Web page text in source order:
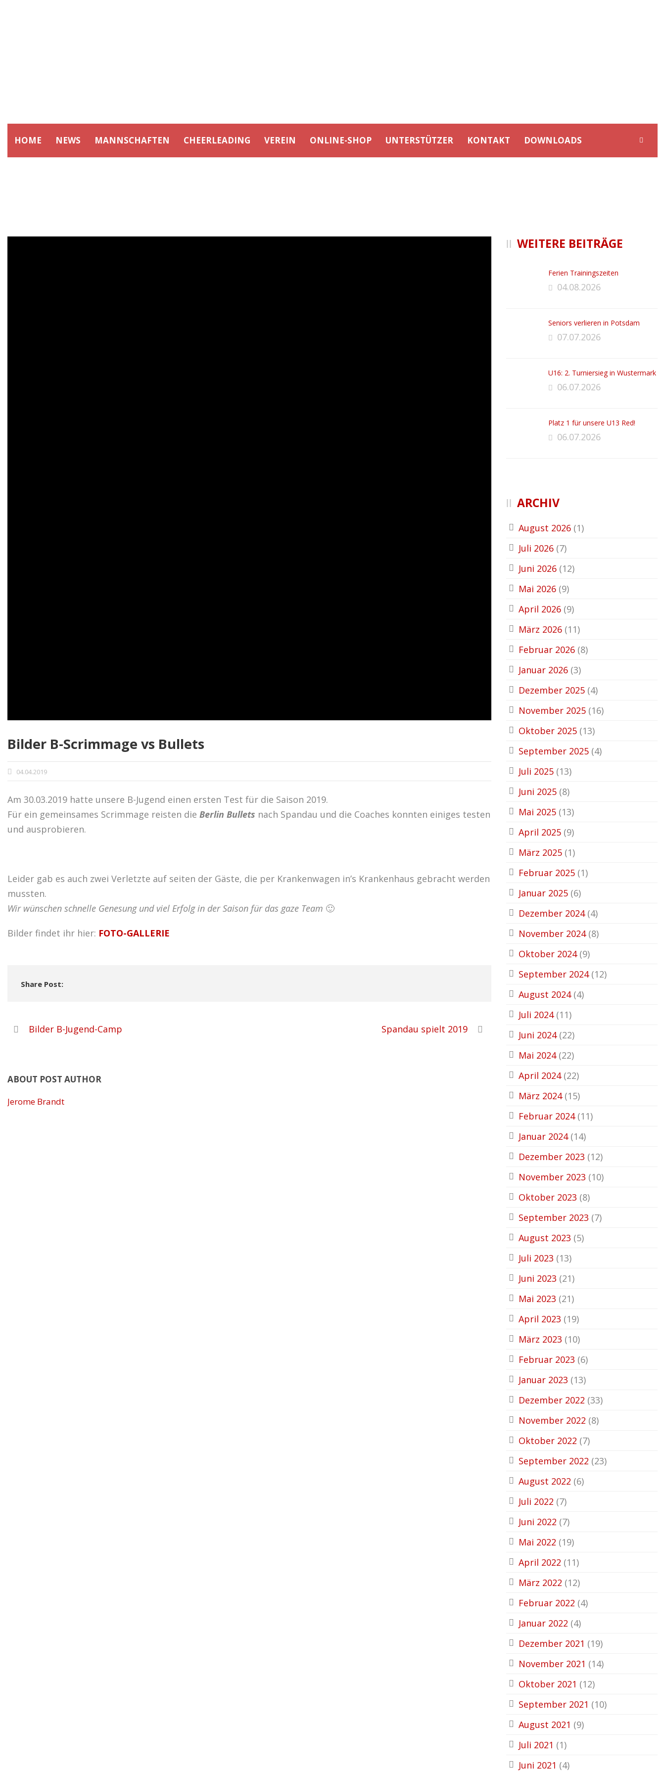
HOME NEWS MANNSCHAFTEN CHEERLEADING VEREIN ONLINE-SHOP UNTERSTÜTZER KONTAKT DOWNLOADS
Bilder B-Scrimmage vs Bullets
04.04.2019
Am 30.03.2019 hatte unsere B-Jugend einen ersten Test für die Saison 2019.
Für ein gemeinsames Scrimmage reisten die Berlin Bullets nach Spandau und die Coaches konnten einiges testen
und ausprobieren.
Leider gab es auch zwei Verletzte auf seiten der Gäste, die per Krankenwagen in’s Krankenhaus gebracht werden
mussten.
Wir wünschen schnelle Genesung und viel Erfolg in der Saison für das gaze Team 🙂
Bilder findet ihr hier: FOTO-GALLERIE
Share Post:
Bilder B-Jugend-Camp Spandau spielt 2019
ABOUT POST AUTHOR
Jerome Brandt
WEITERE BEITRÄGE
Ferien Trainingszeiten
04.08.2026
Seniors verlieren in Potsdam
07.07.2026
U16: 2. Turniersieg in Wustermark
06.07.2026
Platz 1 für unsere U13 Red!
06.07.2026
ARCHIV
August 2026 (1)
Juli 2026 (7)
Juni 2026 (12)
Mai 2026 (9)
April 2026 (9)
März 2026 (11)
Februar 2026 (8)
Januar 2026 (3)
Dezember 2025 (4)
November 2025 (16)
Oktober 2025 (13)
September 2025 (4)
Juli 2025 (13)
Juni 2025 (8)
Mai 2025 (13)
April 2025 (9)
März 2025 (1)
Februar 2025 (1)
Januar 2025 (6)
Dezember 2024(4)
November 2024(8)
Oktober 2024(9)
September 2024(12)
August 2024(4)
Juli 2024(11)
Juni 2024(22)
Mai 2024(22)
April 2024(22)
März 2024(15)
Februar 2024(11)
Januar 2024(14)
Dezember 2023 (12)
November 2023 (10)
Oktober 2023 (8)
September 2023 (7)
August 2023 (5)
Juli 2023 (13)
Juni 2023 (21)
Mai 2023 (21)
April 2023 (19)
März 2023 (10)
Februar 2023 (6)
Januar 2023 (13)
Dezember 2022 (33)
November 2022 (8)
Oktober 2022 (7)
September 2022 (23)
August 2022 (6)
Juli 2022 (7)
Juni 2022 (7)
Mai 2022 (19)
April 2022 (11)
März 2022 (12)
Februar 2022 (4)
Januar 2022 (4)
Dezember 2021 (19)
November 2021 (14)
Oktober 2021 (12)
September 2021 (10)
August 2021 (9)
Juli 2021 (1)
Juni 2021 (4)